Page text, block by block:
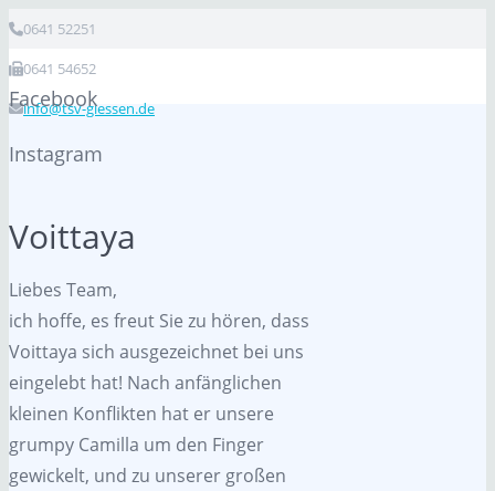
0641 52251
0641 54652
info@tsv-giessen.de
Facebook
Instagram
Voittaya
Liebes Team,
ich hoffe, es freut Sie zu hören, dass
Voittaya sich ausgezeichnet bei uns
eingelebt hat! Nach anfänglichen
kleinen Konflikten hat er unsere
grumpy Camilla um den Finger
gewickelt, und zu unserer großen